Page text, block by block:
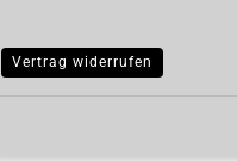
Vertrag widerrufen